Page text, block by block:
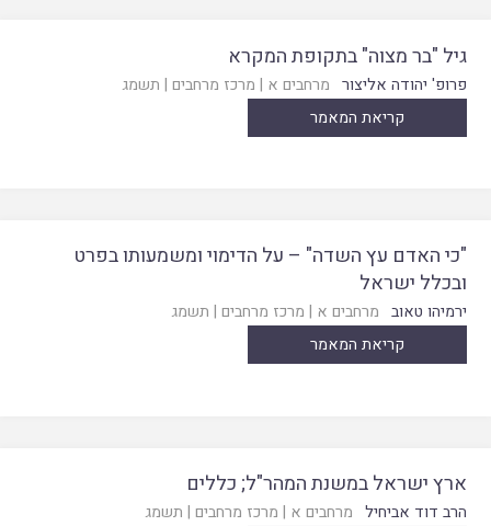
גיל "בר מצוה" בתקופת המקרא
פרופ' יהודה אליצור מרחבים א | מרכז מרחבים | תשמג
קריאת המאמר
"כי האדם עץ השדה" – על הדימוי ומשמעותו בפרט
ובכלל ישראל
ירמיהו טאוב מרחבים א | מרכז מרחבים | תשמג
קריאת המאמר
ארץ ישראל במשנת המהר"ל; כללים
הרב דוד אביחיל מרחבים א | מרכז מרחבים | תשמג